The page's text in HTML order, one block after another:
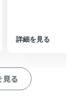
し、「テキストか
の「打刻データ
アクション、「オ
で処理を行うアク
詳細を見る
見る